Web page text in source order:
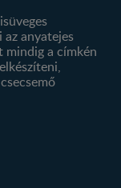
az anyatejes
mindig a címkén